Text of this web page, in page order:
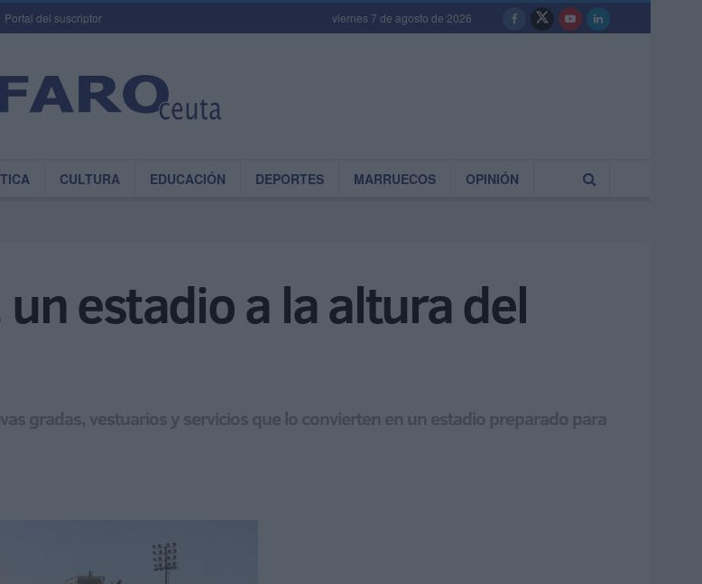
Portal del suscriptor viernes 7 de agosto de 2026
CULTURA EDUCACIÓN DEPORTES MARRUECOS OPINIÓN
estadio a la altura del
gradas, vestuarios y servicios que lo convierten en un estadio preparado para